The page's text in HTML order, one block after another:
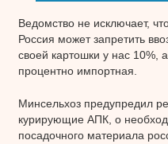
Ведомство не исключает,
Россия может запретить
своей картошки у нас 10%,
процентно импортная.
Минсельхоз предупредил
курирующие АПК, о
посадочного материала